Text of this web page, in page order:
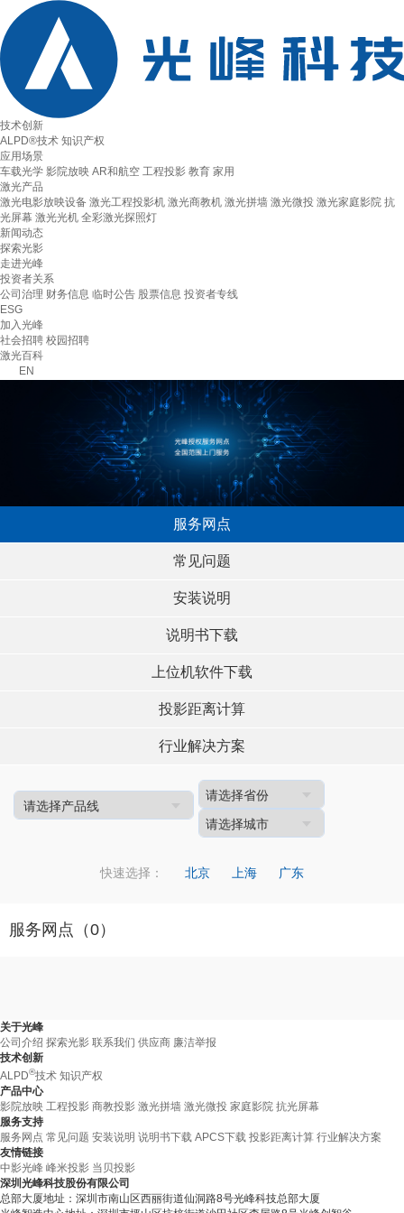
技术创新
ALPD®技术 知识产权
应用场景
车载光学 影院放映 AR和航空 工程投影 教育 家用
激光产品
激光电影放映设备 激光工程投影机 激光商教机 激光拼墙 激光微投 激光家庭影院 抗
光屏幕 激光光机 全彩激光探照灯
新闻动态
探索光影
走进光峰
投资者关系
公司治理 财务信息 临时公告 股票信息 投资者专线
ESG
加入光峰
社会招聘 校园招聘
激光百科
EN
服务网点
常见问题
安装说明
说明书下载
上位机软件下载
投影距离计算
行业解决方案
快速选择： 北京 上海 广东
服务网点（0）
关于光峰
公司介绍 探索光影 联系我们 供应商 廉洁举报
技术创新
ALPD®技术 知识产权
产品中心
影院放映 工程投影 商教投影 激光拼墙 激光微投 家庭影院 抗光屏幕
服务支持
服务网点 常见问题 安装说明 说明书下载 APCS下载 投影距离计算 行业解决方案
友情链接
中影光峰 峰米投影 当贝投影
深圳光峰科技股份有限公司
总部大厦地址：深圳市南山区西丽街道仙洞路8号光峰科技总部大厦